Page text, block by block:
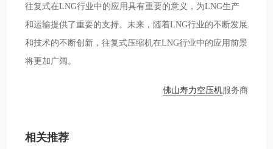
往复式在LNG行业中的应用具有重要的意义，为LNG生产
和运输提供了重要的支持。未来，随着LNG行业的不断发展
和技术的不断创新，往复式压缩机在LNG行业中的应用前景
将更加广阔。
佛山寿力空压机服务商
相关推荐